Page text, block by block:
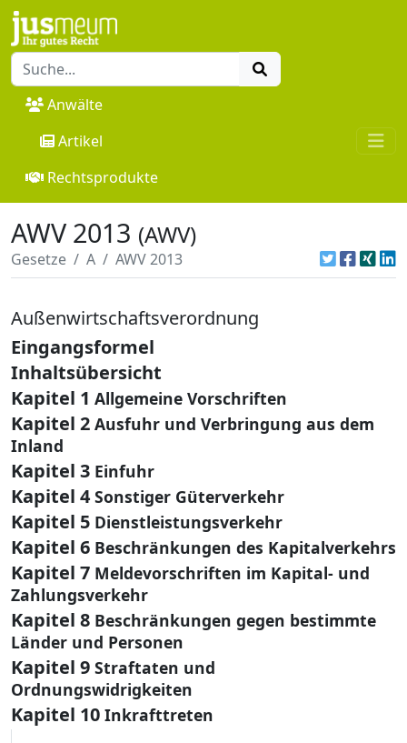
Anwälte
Artikel
Rechtsprodukte
AWV 2013 (AWV)
Gesetze A AWV 2013
Außenwirtschaftsverordnung
Eingangsformel
Inhaltsübersicht
Kapitel 1 Allgemeine Vorschriften
Kapitel 2 Ausfuhr und Verbringung aus dem
Inland
Kapitel 3 Einfuhr
Kapitel 4 Sonstiger Güterverkehr
Kapitel 5 Dienstleistungsverkehr
Kapitel 6 Beschränkungen des Kapitalverkehrs
Kapitel 7 Meldevorschriften im Kapital- und
Zahlungsverkehr
Kapitel 8 Beschränkungen gegen bestimmte
Länder und Personen
Kapitel 9 Straftaten und
Ordnungswidrigkeiten
Kapitel 10 Inkrafttreten